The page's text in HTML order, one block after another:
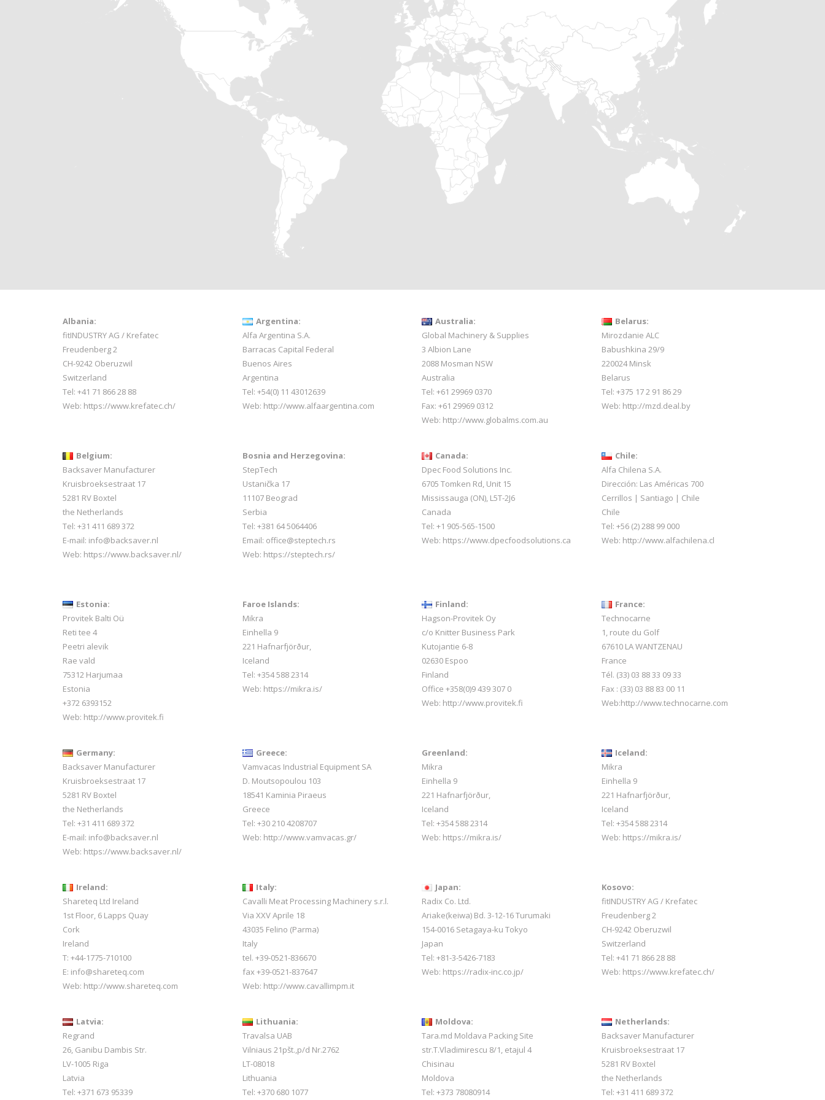
Albania:
fitINDUSTRY AG / Krefatec
Freudenberg 2
CH-9242 Oberuzwil
Switzerland
Tel: +41 71 866 28 88
Web: https://www.krefatec.ch/
Argentina:
Alfa Argentina S.A.
Barracas Capital Federal
Buenos Aires
Argentina
Tel: +54(0) 11 43012639
Web: http://www.alfaargentina.com
Australia:
Global Machinery & Supplies
3 Albion Lane
2088 Mosman NSW
Australia
Tel: +61 29969 0370
Fax: +61 29969 0312
Web: http://www.globalms.com.au
Belarus:
Mirozdanie ALC
Babushkina 29/9
220024 Minsk
Belarus
Tel: +375 17 2 91 86 29
Web: http://mzd.deal.by
Belgium:
Backsaver Manufacturer
Kruisbroeksestraat 17
5281 RV Boxtel
the Netherlands
Tel: +31 411 689 372
E-mail: info@backsaver.nl
Web: https://www.backsaver.nl/
Bosnia and Herzegovina:
StepTech
Ustanička 17
11107 Beograd
Serbia
Tel: +381 64 5064406
Email: office@steptech.rs
Web: https://steptech.rs/
Canada:
Dpec Food Solutions Inc.
6705 Tomken Rd, Unit 15
Mississauga (ON), L5T-2J6
Canada
Tel: +1 905-565-1500
Web: https://www.dpecfoodsolutions.ca
Chile:
Alfa Chilena S.A.
Dirección: Las Américas 700
Cerrillos | Santiago | Chile
Chile
Tel: +56 (2) 288 99 000
Web: http://www.alfachilena.cl
Estonia:
Provitek Balti Oü
Reti tee 4
Peetri alevik
Rae vald
75312 Harjumaa
Estonia
+372 6393152
Web: http://www.provitek.fi
Faroe Islands:
Mikra
Einhella 9
221 Hafnarfjörður,
Iceland
Tel: +354 588 2314
Web: https://mikra.is/
Finland:
Hagson-Provitek Oy
c/o Knitter Business Park
Kutojantie 6-8
02630 Espoo
Finland
Office +358(0)9 439 307 0
Web: http://www.provitek.fi
France:
Technocarne
1, route du Golf
67610 LA WANTZENAU
France
Tél. (33) 03 88 33 09 33
Fax : (33) 03 88 83 00 11
Web:http://www.technocarne.com
Germany:
Backsaver Manufacturer
Kruisbroeksestraat 17
5281 RV Boxtel
the Netherlands
Tel: +31 411 689 372
E-mail: info@backsaver.nl
Web: https://www.backsaver.nl/
Greece:
Vamvacas Industrial Equipment SA
D. Moutsopoulou 103
18541 Kaminia Piraeus
Greece
Tel: +30 210 4208707
Web: http://www.vamvacas.gr/
Greenland:
Mikra
Einhella 9
221 Hafnarfjörður,
Iceland
Tel: +354 588 2314
Web: https://mikra.is/
Iceland:
Mikra
Einhella 9
221 Hafnarfjörður,
Iceland
Tel: +354 588 2314
Web: https://mikra.is/
Ireland:
Shareteq Ltd Ireland
1st Floor, 6 Lapps Quay
Cork
Ireland
T: +44-1775-710100
E: info@shareteq.com
Web: http://www.shareteq.com
Italy:
Cavalli Meat Processing Machinery s.r.l.
Via XXV Aprile 18
43035 Felino (Parma)
Italy
tel. +39-0521-836670
fax +39-0521-837647
Web: http://www.cavallimpm.it
Japan:
Radix Co. Ltd.
Ariake(keiwa) Bd. 3-12-16 Turumaki
154-0016 Setagaya-ku Tokyo
Japan
Tel: +81-3-5426-7183
Web: https://radix-inc.co.jp/
Kosovo:
fitINDUSTRY AG / Krefatec
Freudenberg 2
CH-9242 Oberuzwil
Switzerland
Tel: +41 71 866 28 88
Web: https://www.krefatec.ch/
Latvia:
Regrand
26, Ganibu Dambis Str.
LV-1005 Riga
Latvia
Tel: +371 673 95339
Lithuania:
Travalsa UAB
Vilniaus 21pšt.,p/d Nr.2762
LT-08018
Lithuania
Tel: +370 680 1077
Moldova:
Tara.md Moldava Packing Site
str.T.Vladimirescu 8/1, etajul 4
Chisinau
Moldova
Tel: +373 78080914
Netherlands:
Backsaver Manufacturer
Kruisbroeksestraat 17
5281 RV Boxtel
the Netherlands
Tel: +31 411 689 372